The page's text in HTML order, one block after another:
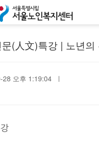
공지사항
(人文)특강 | 노년의
오후 1:19:04 ㅣ